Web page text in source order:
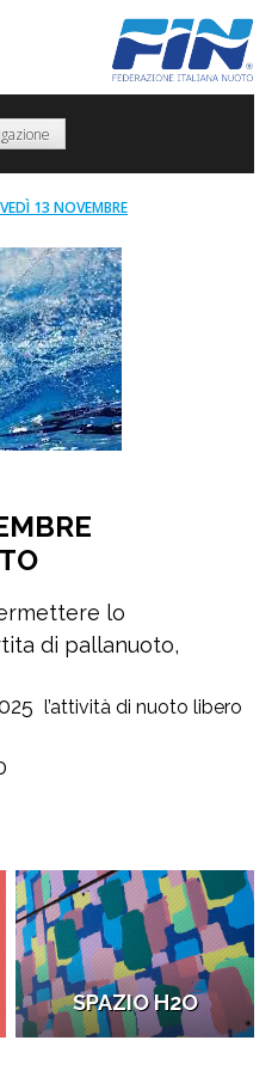
13 NOVEMBRE
lo
di pallanuoto,
l’attività di nuoto libero
SPAZIO H2O